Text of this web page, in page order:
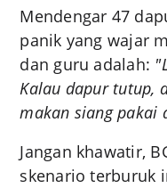
Mendengar 47
panik yang wajar
dan guru adalah:
Kalau dapur tutup,
makan siang pakai
Jangan khawatir,
skenario terburuk